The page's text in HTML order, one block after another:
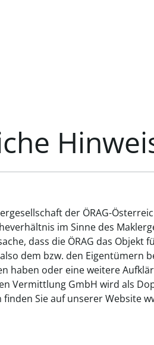
der ÖRAG-
im Sinne des
dass die ÖRAG das
dem bzw. den Eigentümern
haben oder eine weitere
Vermittlung GmbH wird als
Sie auf unserer Website